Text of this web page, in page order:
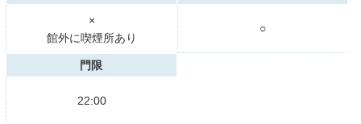
×
館外に喫煙所あり
○
門限
22:00